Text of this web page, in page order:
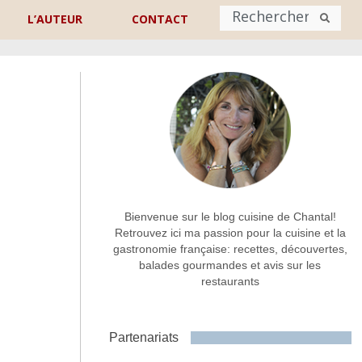
L’AUTEUR CONTACT
Nom
Commentaire ou message *
Bienvenue sur le blog cuisine de Chantal!
Retrouvez ici ma passion pour la cuisine et la
gastronomie française: recettes, découvertes,
balades gourmandes et avis sur les
restaurants
Partenariats